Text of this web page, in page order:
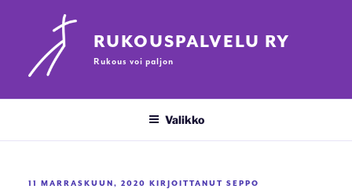
RUKOUSPALVELU RY
Rukous voi paljon
Valikko
JULKAISTU
11 MARRASKUUN, 2020 KIRJOITTANUT SEPPO